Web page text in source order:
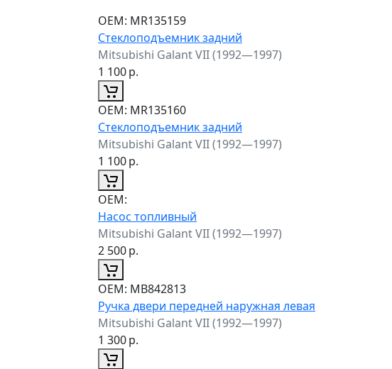
ОЕМ: MR135159
Стеклоподъемник задний
Mitsubishi Galant VII (1992—1997)
1 100р.
ОЕМ: MR135160
Стеклоподъемник задний
Mitsubishi Galant VII (1992—1997)
1 100р.
ОЕМ:
Насос топливный
Mitsubishi Galant VII (1992—1997)
2 500р.
ОЕМ: MB842813
Ручка двери передней наружная левая
Mitsubishi Galant VII (1992—1997)
1 300р.